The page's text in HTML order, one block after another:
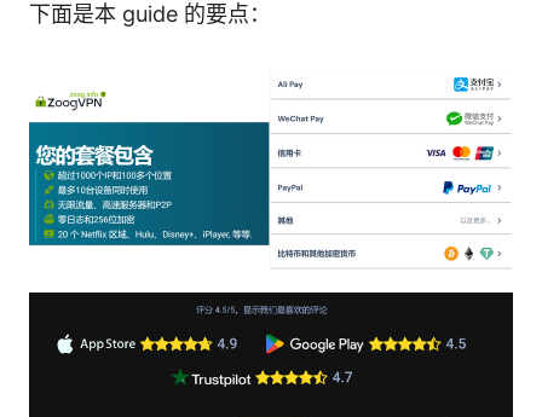
下面是本 guide 的要点：